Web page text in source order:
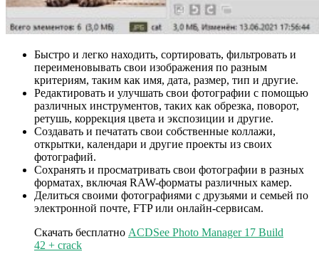
Быстро и легко находить, сортировать, фильтровать и
переименовывать свои изображения по разным
критериям, таким как имя, дата, размер, тип и другие.
Редактировать и улучшать свои фотографии с помощью
различных инструментов, таких как обрезка, поворот,
ретушь, коррекция цвета и экспозиции и другие.
Создавать и печатать свои собственные коллажи,
открытки, календари и другие проекты из своих
фотографий.
Сохранять и просматривать свои фотографии в разных
форматах, включая RAW-форматы различных камер.
Делиться своими фотографиями с друзьями и семьей по
электронной почте, FTP или онлайн-сервисам.
Скачать бесплатно ACDSee Photo Manager 17 Build
42 + crack